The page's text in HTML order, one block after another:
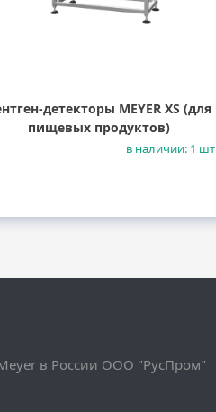
детекторы MEYER XS (для
пищевых продуктов)
в наличии: 1 шт
в России ООО "РусПром"